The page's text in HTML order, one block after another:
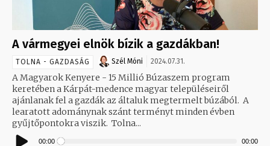
A vármegyei elnök bízik a gazdákban!
TOLNA - GAZDASÁG Szél Móni 2024.07.31.
A Magyarok Kenyere - 15 Millió Búzaszem program
keretében a Kárpát-medence magyar településeiről
ajánlanak fel a gazdák az általuk megtermelt búzából. A
learatott adománynak szánt terményt minden évben
gyűjtőpontokra viszik. Tolna...
Audió
lejátszó00:00 00:00